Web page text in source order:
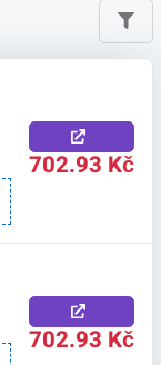
702.93 Kč
702.93 Kč